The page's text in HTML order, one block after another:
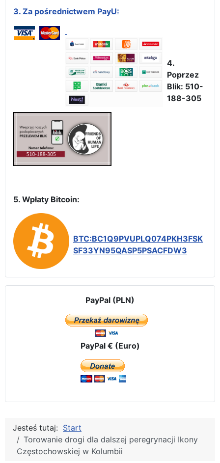
3. Za pośrednictwem PayU:
4.
Poprzez
Blik: 510-
188-305
5. Wpłaty Bitcoin:
BTC:BC1Q9PVUPLQ074PKH3FSK
SF33YN95QASP5PSACFDW3
PayPal (PLN)
PayPal € (Euro)
Jesteś tutaj: Start
Torowanie drogi dla dalszej peregrynacji Ikony
Częstochowskiej w Kolumbii